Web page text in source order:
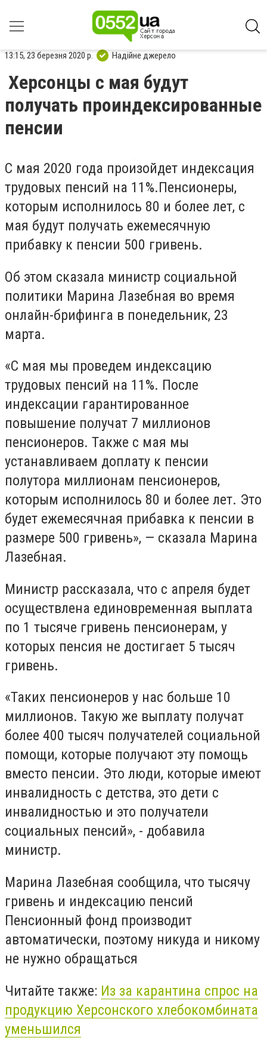
13:15, 23 березня 2020 р. Надійне джерело
Херсонцы с мая будут
получать проиндексированные
пенсии
С мая 2020 года произойдет индексация
трудовых пенсий на 11%.Пенсионеры,
которым исполнилось 80 и более лет, с
мая будут получать ежемесячную
прибавку к пенсии 500 гривень.
Об этом сказала министр социальной
политики Марина Лазебная во время
онлайн-брифинга в понедельник, 23
марта.
«С мая мы проведем индексацию
трудовых пенсий на 11%. После
индексации гарантированное
повышение получат 7 миллионов
пенсионеров. Также с мая мы
устанавливаем доплату к пенсии
полутора миллионам пенсионеров,
которым исполнилось 80 и более лет. Это
будет ежемесячная прибавка к пенсии в
размере 500 гривень», — сказала Марина
Лазебная.
Министр рассказала, что с апреля будет
осуществлена единовременная выплата
по 1 тысяче гривень пенсионерам, у
которых пенсия не достигает 5 тысяч
гривень.
«Таких пенсионеров у нас больше 10
миллионов. Такую же выплату получат
более 400 тысяч получателей социальной
помощи, которые получают эту помощь
вместо пенсии. Это люди, которые имеют
инвалидность с детства, это дети с
инвалидностью и это получатели
социальных пенсий», - добавила
министр.
Марина Лазебная сообщила, что тысячу
гривень и индексацию пенсий
Пенсионный фонд производит
автоматически, поэтому никуда и никому
не нужно обращаться
Читайте также: Из за карантина спрос на
продукцию Херсонского хлебокомбината
уменьшился